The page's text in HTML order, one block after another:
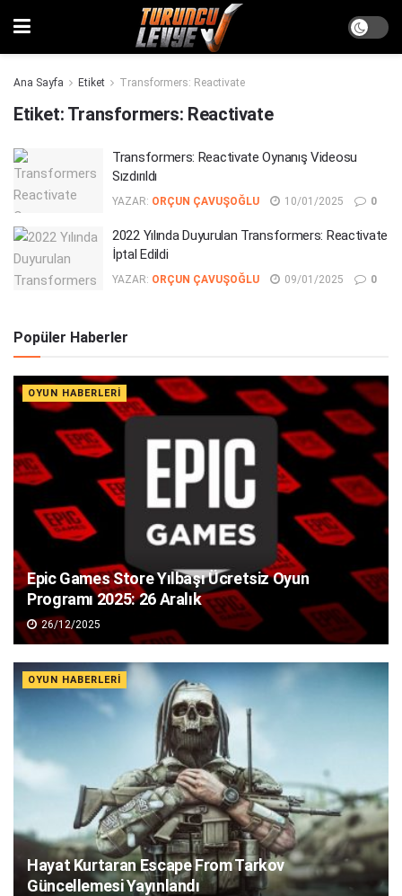
Ana Sayfa Etiket Transformers: Reactivate
Etiket: Transformers: Reactivate
Transformers: Reactivate Oynanış Videosu
Sızdırıldı
YAZAR: ORÇUN ÇAVUŞOĞLU 10/01/2025 0
2022 Yılında Duyurulan Transformers: Reactivate
İptal Edildi
YAZAR: ORÇUN ÇAVUŞOĞLU 09/01/2025 0
Popüler Haberler
OYUN HABERLERI
Epic Games Store Yılbaşı Ücretsiz Oyun
Programı 2025: 26 Aralık
26/12/2025
OYUN HABERLERI
Hayat Kurtaran Escape From Tarkov
Güncellemesi Yayınlandı